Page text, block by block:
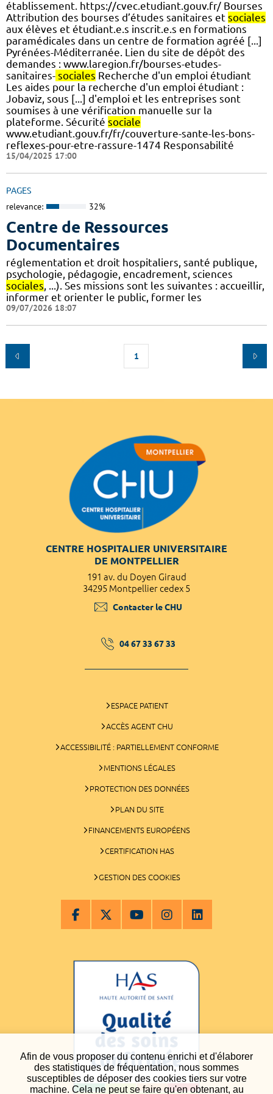
Afin de vous proposer du contenu enrichi et d'élaborer
des statistiques de fréquentation, nous sommes
susceptibles de déposer des cookies tiers sur votre
machine. Cela ne peut se faire qu'en obtenant, au
établissement. https://cvec.etudiant.gouv.fr/ Bourses
Attribution des bourses d’études sanitaires et sociales
aux élèves et étudiant.e.s inscrit.e.s en formations
paramédicales dans un centre de formation agréé [...]
Pyrénées-Méditerranée. Lien du site de dépôt des
demandes : www.laregion.fr/bourses-etudes-
sanitaires- sociales Recherche d'un emploi étudiant
Les aides pour la recherche d'un emploi étudiant :
Jobaviz, sous [...] d'emploi et les entreprises sont
soumises à une vérification manuelle sur la
plateforme. Sécurité sociale
www.etudiant.gouv.fr/fr/couverture-sante-les-bons-
reflexes-pour-etre-rassure-1474 Responsabilité
15/04/2025 17:00
PAGES
relevance: 32%
Centre de Ressources
Documentaires
réglementation et droit hospitaliers, santé publique,
psychologie, pédagogie, encadrement, sciences
sociales , ...). Ses missions sont les suivantes : accueillir,
informer et orienter le public, former les
09/07/2026 18:07
1
CENTRE HOSPITALIER UNIVERSITAIRE
DE MONTPELLIER
191 av. du Doyen Giraud
34295 Montpellier cedex 5
Contacter le CHU
04 67 33 67 33
ESPACE PATIENT
ACCÈS AGENT CHU
ACCESSIBILITÉ : PARTIELLEMENT CONFORME
MENTIONS LÉGALES
PROTECTION DES DONNÉES
PLAN DU SITE
FINANCEMENTS EUROPÉENS
CERTIFICATION HAS
GESTION DES COOKIES